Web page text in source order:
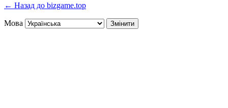
← Назад до bizgame.top
Мова